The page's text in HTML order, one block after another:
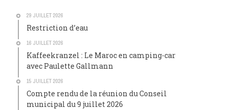
29 JUILLET 2026
Restriction d’eau
16 JUILLET 2026
Kaffeekranzel : Le Maroc en camping-car
avec Paulette Gallmann
15 JUILLET 2026
Compte rendu de la réunion du Conseil
municipal du 9 juillet 2026